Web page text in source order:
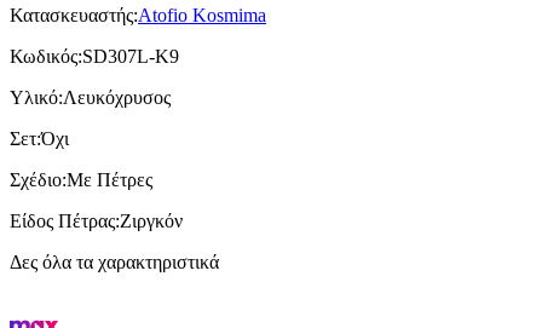
Κατασκευαστής:Atofio Kosmima
Κωδικός:SD307L-K9
Υλικό:Λευκόχρυσος
Σετ:Όχι
Σχέδιο:Με Πέτρες
Είδος Πέτρας:Ζιργκόν
Δες όλα τα χαρακτηριστικά